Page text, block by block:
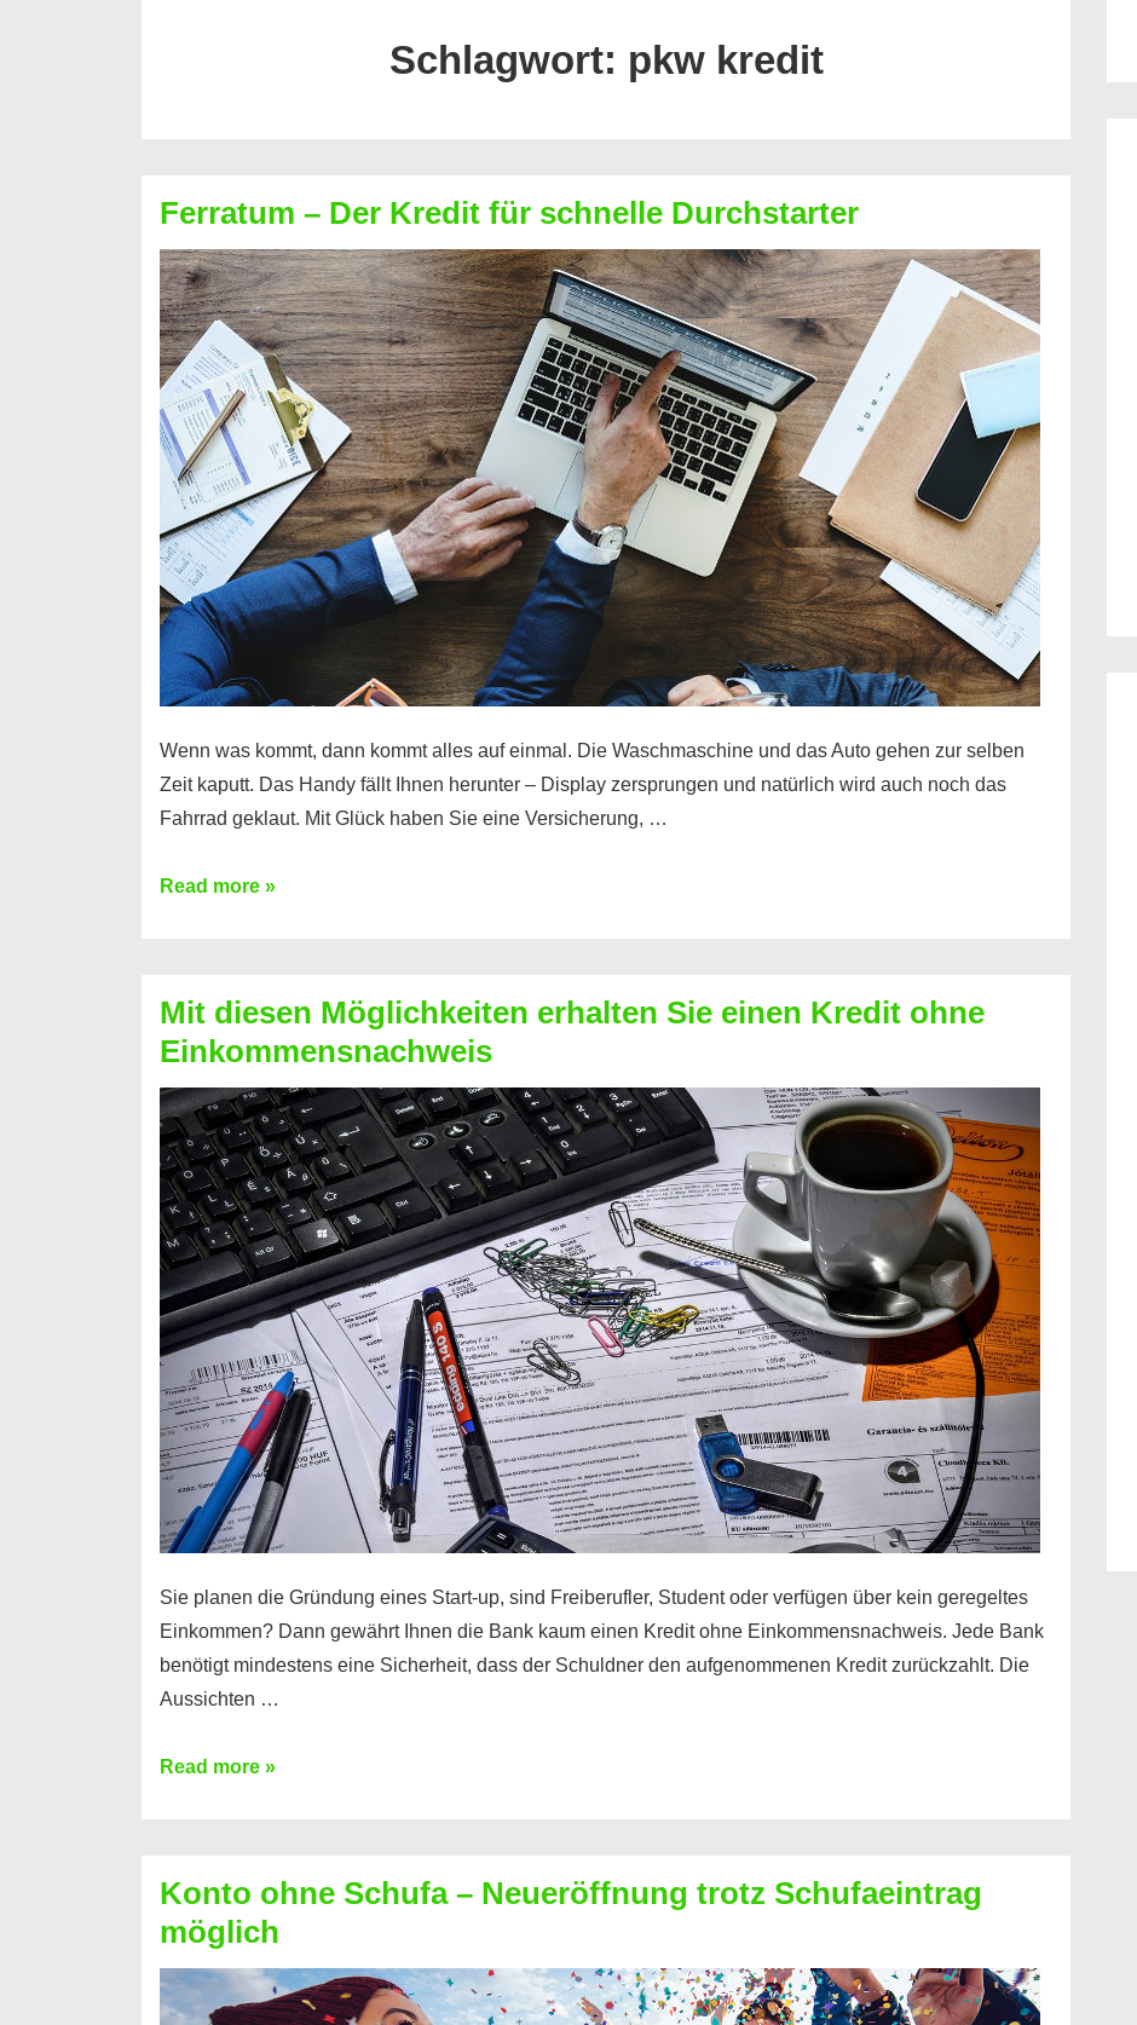
Schlagwort: pkw kredit
Ferratum – Der Kredit für schnelle Durchstarter
Wenn was kommt, dann kommt alles auf einmal. Die Waschmaschine und das Auto gehen zur selben
Zeit kaputt. Das Handy fällt Ihnen herunter – Display zersprungen und natürlich wird auch noch das
Fahrrad geklaut. Mit Glück haben Sie eine Versicherung, …
Ferratum
für
schnelle
Durchstarter
Read more »
Mit diesen Möglichkeiten erhalten Sie einen Kredit ohne
Einkommensnachweis
Sie planen die Gründung eines Start-up, sind Freiberufler, Student oder verfügen über kein geregeltes
Einkommen? Dann gewährt Ihnen die Bank kaum einen Kredit ohne Einkommensnachweis. Jede Bank
benötigt mindestens eine Sicherheit, dass der Schuldner den aufgenommenen Kredit zurückzahlt. Die
Aussichten …
Mit
Sie
einen
Kredit
ohne
Read more »
Konto ohne Schufa – Neueröffnung trotz Schufaeintrag
möglich